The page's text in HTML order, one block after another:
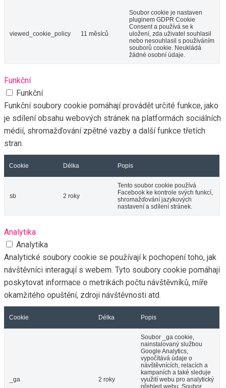
viewed_cookie_policy 11 měsíců
Soubor cookie je nastaven
pluginem GDPR Cookie
Consent a používá se k
uložení, zda uživatel souhlasil
nebo nesouhlasil s používáním
souborů cookie. Neukládá
žádné osobní údaje.
Funkční
Funkční
Funkční soubory cookie pomáhají provádět určité funkce, jako
je sdílení obsahu webových stránek na platformách sociálních
médií, shromažďování zpětné vazby a další funkce třetích
stran.
Cookie Délka Popis
sb 2 roky
Tento soubor cookie používá
Facebook ke kontrole svých funkcí,
shromažďování jazykových
nastavení a sdílení stránek.
Analytika
Analytika
Analytické soubory cookie se používají k pochopení toho, jak
návštěvníci interagují s webem. Tyto soubory cookie pomáhají
poskytovat informace o metrikách počtu návštěvníků, míře
okamžitého opuštění, zdroji návštěvnosti atd.
Cookie Délka Popis
_ga 2 roky
Soubor _ga cookie,
nainstalovaný službou
Google Analytics,
vypočítává údaje o
návštěvnících, relacích a
kampaních a také sleduje
využití webu pro analytický